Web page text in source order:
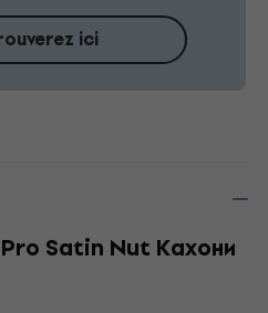
ici
Satin Nut Кахони